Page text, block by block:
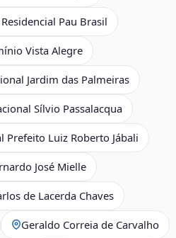
Pau Brasil
Vista Alegre
Jardim das Palmeiras
Sílvio Passalacqua
Prefeito Luiz Roberto Jábali
José Mielle
de Lacerda Chaves
Geraldo Correia de Carvalho